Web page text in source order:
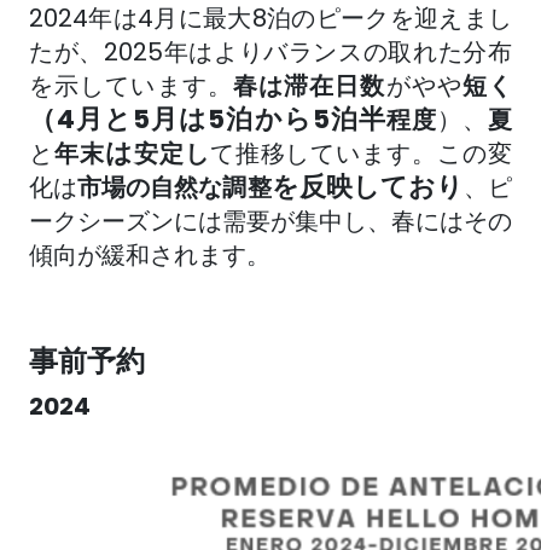
2024年は4月に最大8泊のピークを迎えまし
たが、2025年はよりバランスの取れた分布
を示しています。 春は滞在日数がやや短く
（4月と5月は5泊から5泊半程度）、夏
と年末は安定して推移しています。この変
化は市場の自然な調整を反映しており 、ピ
ークシーズンには需要が集中し、春にはその
傾向が緩和されます。
事前予約
2024